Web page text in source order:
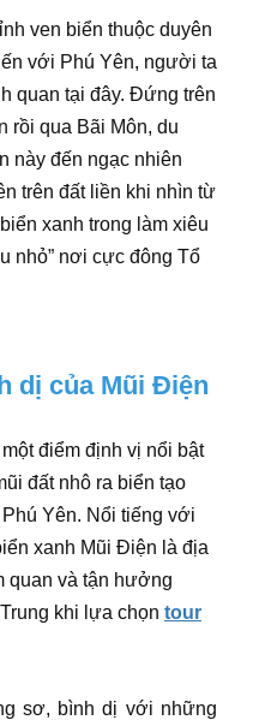
ven biển thuộc duyên
với Phú Yên, người ta
quan tại đây. Đứng trên
qua Bãi Môn, du
này đến ngạc nhiên
trên đất liền khi nhìn từ
xanh trong làm xiêu
nhỏ” nơi cực đông Tổ
dị của Mũi Điện
điểm định vị nổi bật
đất nhô ra biển tạo
Yên. Nổi tiếng với
xanh Mũi Điện là địa
quan và tận hưởng
khi lựa chọn tour
sơ, bình dị với những